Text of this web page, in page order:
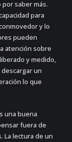
saber más.
para
y lo
pueden
atención sobre
y medido,
un
lo que
una buena
fuera de
La lectura de un